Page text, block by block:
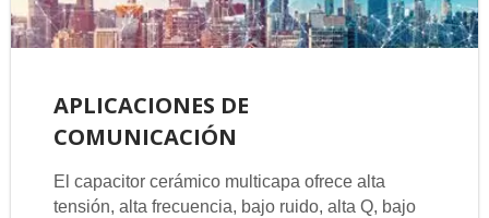
APLICACIONES DE
COMUNICACIÓN
El capacitor cerámico multicapa ofrece alta
tensión, alta frecuencia, bajo ruido, alta Q, bajo